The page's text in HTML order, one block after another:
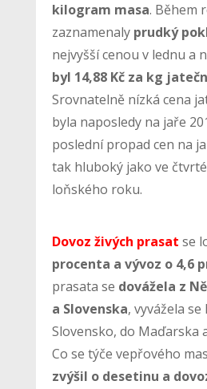
kilogram masa. Během
zaznamenaly prudký
nejvyšší cenou v lednu a
byl 14,88 Kč za kg
Srovnatelně nízká cena
byla naposledy na jaře
poslední propad cen na
tak hluboký jako ve
loňského roku.
Dovoz živých prasat se
procenta a vývoz o 4,6
prasata se dovážela z
a Slovenska, vyvážela
Slovensko, do Maďarska
Co se týče vepřového
zvýšil o desetinu a